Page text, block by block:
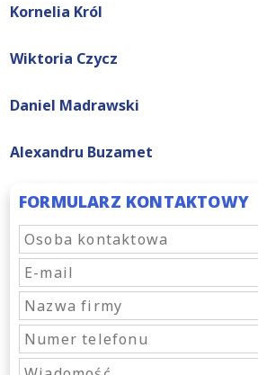
Kornelia Król
Wiktoria Czycz
Daniel Madrawski
Alexandru Buzamet
FORMULARZ KONTAKTOWY